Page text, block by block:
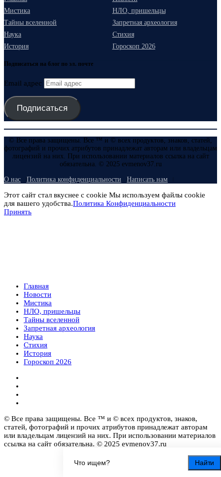
Найти
Мистика
НЛО, пришельцы
Тайны вселенной
Запретная археология
Наука
Стихия
История
Гороскоп 2026
Подписаться на блог по эл. почте
Email адрес
Подписаться
© Все права защищены. Все ™ и © всех продуктов, знаков, статей,
фотографий и прочих атрибутов принадлежат авторам или владельцам
лицензий на них. При использовании материалов ссылка на сайт
обязательна. © 2025 evmenov37.ru
О нас Политика конфиденциальности Написать нам
Этот сайт стал вкуснее с cookie Мы используем файлы cookie
для вашего удобства.Политика Конфиденциальности
Принять
Главная
Новости
Мистика
НЛО, пришельцы
Тайны вселенной
Запретная археология
Наука
Стихия
История
Гороскоп 2026
© Все права защищены. Все ™ и © всех продуктов, знаков,
статей, фотографий и прочих атрибутов принадлежат авторам
или владельцам лицензий на них. При использовании материалов
ссылка на сайт обязательна. © 2025 evmenov37.ru